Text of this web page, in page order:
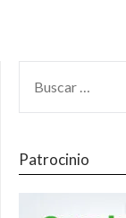
Patrocinio